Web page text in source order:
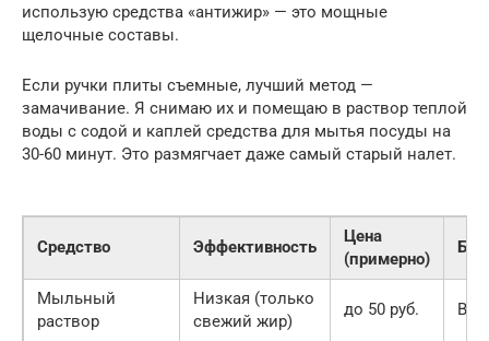
использую средства «антижир» — это мощные
щелочные составы.
Если ручки плиты съемные, лучший метод —
замачивание. Я снимаю их и помещаю в раствор теплой
воды с содой и каплей средства для мытья посуды на
30-60 минут. Это размягчает даже самый старый налет.
Средство Эффективность
Цена
(примерно)
Мыльный
раствор
Низкая (только
свежий жир)
до 50 руб.